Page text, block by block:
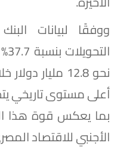
ووفقًا لبيانات
أعلى مستوى تاريخي
بما يعكس قوة هذا
الأجنبي للاقتصاد